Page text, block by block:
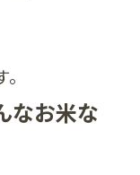
なお米な